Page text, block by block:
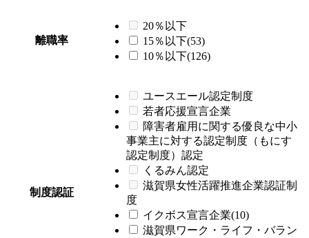
離職率
20％以下
15％以下(53)
10％以下(126)
制度認証
ユースエール認定制度
若者応援宣言企業
障害者雇用に関する優良な中小
事業主に対する認定制度（もにす
認定制度）認定
くるみん認定
滋賀県女性活躍推進企業認証制
度
イクボス宣言企業(10)
滋賀県ワーク・ライフ・バラン